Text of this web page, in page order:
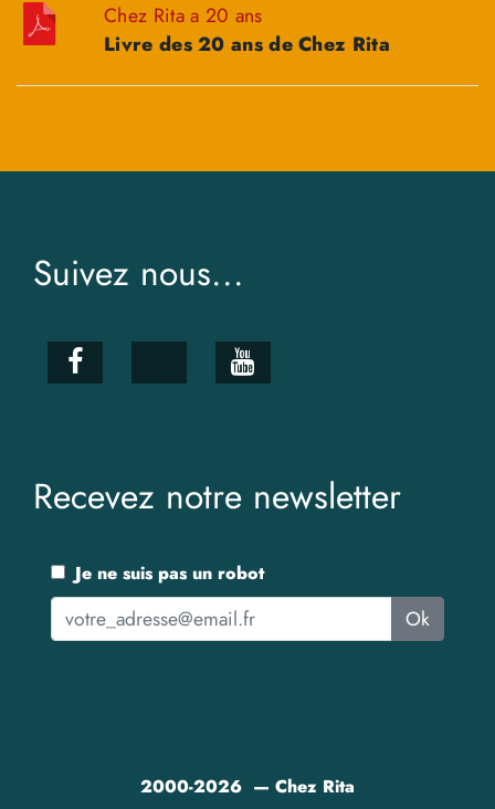
Chez Rita a 20 ans
Livre des 20 ans de Chez Rita
Suivez nous...
Recevez notre newsletter
Je ne suis pas un robot
Ok
2000-2026 — Chez Rita